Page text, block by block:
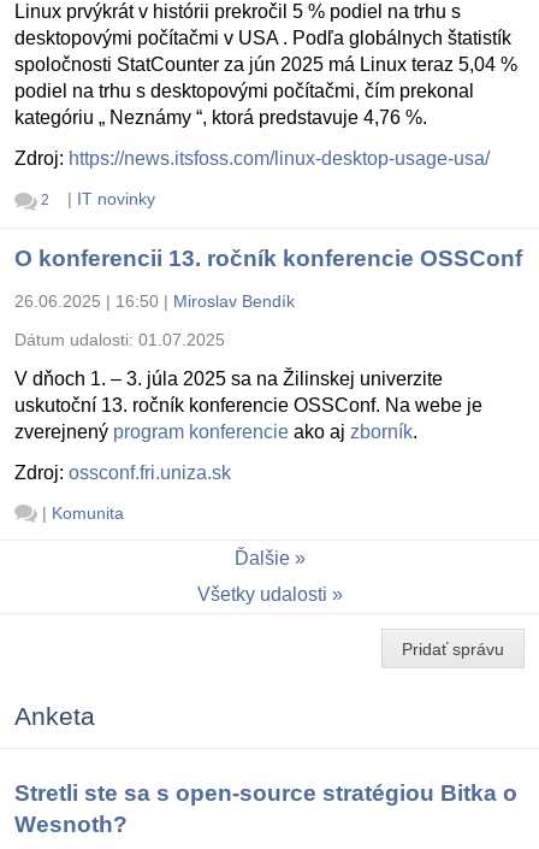
Linux prvýkrát v histórii prekročil 5 % podiel na trhu s
desktopovými počítačmi v USA . Podľa globálnych štatistík
spoločnosti StatCounter za jún 2025 má Linux teraz 5,04 %
podiel na trhu s desktopovými počítačmi, čím prekonal
kategóriu „ Neznámy “, ktorá predstavuje 4,76 %.
Zdroj: https://news.itsfoss.com/linux-desktop-usage-usa/
2 | IT novinky
O konferencii 13. ročník konferencie OSSConf
26.06.2025 | 16:50 | Miroslav Bendík
Dátum udalosti: 01.07.2025
V dňoch 1. – 3. júla 2025 sa na Žilinskej univerzite
uskutoční 13. ročník konferencie OSSConf. Na webe je
zverejnený program konferencie ako aj zborník.
Zdroj: ossconf.fri.uniza.sk
| Komunita
Ďalšie
Všetky udalosti
Pridať správu
Anketa
Stretli ste sa s open-source stratégiou Bitka o
Wesnoth?